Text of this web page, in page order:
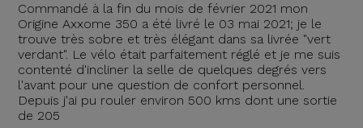
Commandé à la fin du mois de février 2021 mon
Origine Axxome 350 a été livré le 03 mai 2021; je le
trouve très sobre et très élégant dans sa livrée "vert
verdant". Le vélo était parfaitement réglé et je me suis
contenté d'incliner la selle de quelques degrés vers
l'avant pour une question de confort personnel.
Depuis j'ai pu rouler environ 500 kms dont une sortie
de 205